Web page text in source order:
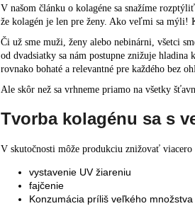
V našom článku o kolagéne sa snažíme
že kolagén je len pre ženy. Ako veľmi sa mýli!
Či už sme muži, ženy alebo nebinárni, všetci
od dvadsiatky sa nám postupne znižuje
rovnako bohaté a relevantné pre každého bez
Ale skôr než sa vrhneme priamo na všetky
Tvorba kolagénu sa s
V skutočnosti môže produkciu znižovať
vystavenie UV žiareniu
fajčenie
Konzumácia príliš veľkého množstva